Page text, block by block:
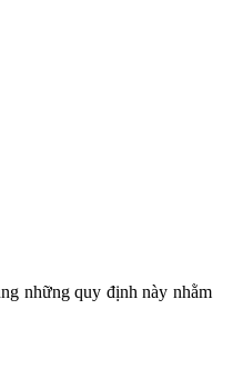
những quy định này nhằm